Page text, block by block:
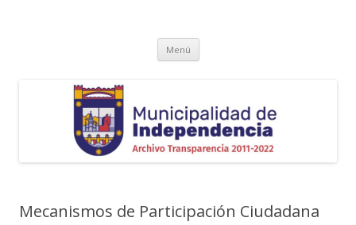
Menú Saltar
contenido
Mecanismos de Participación Ciudadana